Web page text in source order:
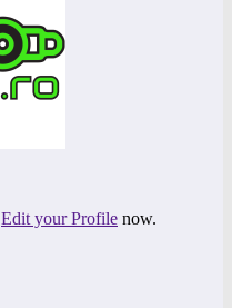
Edit your Profile now.